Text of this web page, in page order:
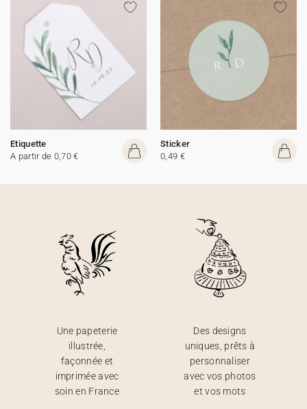
Etiquette
A partir de 0,70 €
Sticker
0,49 €
Une papeterie
illustrée,
façonnée et
imprimée avec
soin en France
Des designs
uniques, prêts à
personnaliser
avec vos photos
et vos mots